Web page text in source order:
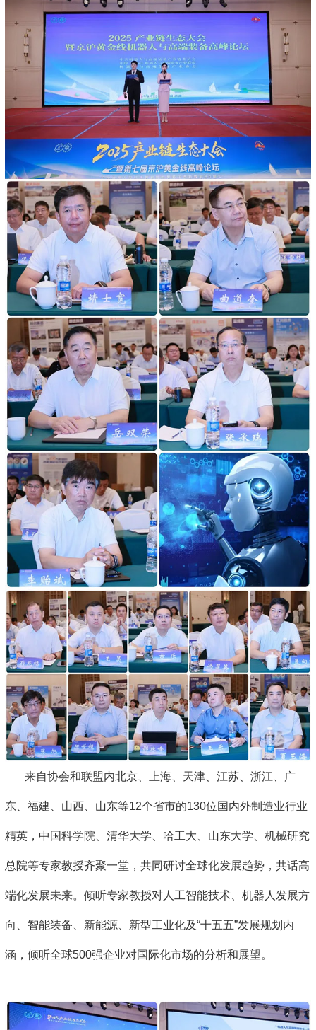
来自协会和联盟内北京、上海、天津、江苏、浙江、广
东、福建、山西、山东等12个省市的130位国内外制造业行业
精英，中国科学院、清华大学、哈工大、山东大学、机械研究
总院等专家教授齐聚一堂，共同研讨全球化发展趋势，共话高
端化发展未来。倾听专家教授对人工智能技术、机器人发展方
向、智能装备、新能源、新型工业化及“十五五”发展规划内
涵，倾听全球500强企业对国际化市场的分析和展望。